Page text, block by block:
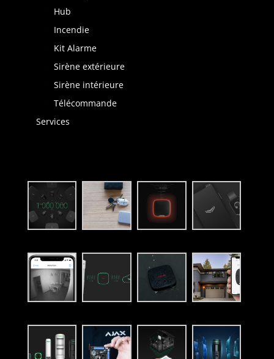
Hub
Incendie
Kit Alarme
Sirène extérieure
Sirène intérieure
Télécommande
Services